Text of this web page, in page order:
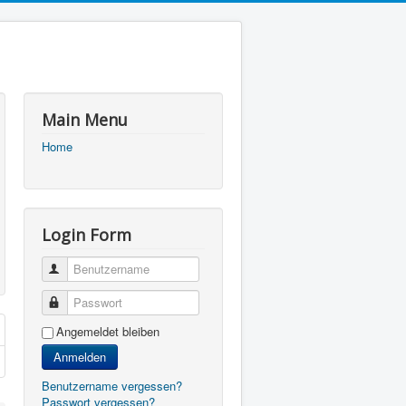
Main Menu
Home
Login Form
Benutzername
Passwort
Angemeldet bleiben
Anmelden
Benutzername vergessen?
Passwort vergessen?